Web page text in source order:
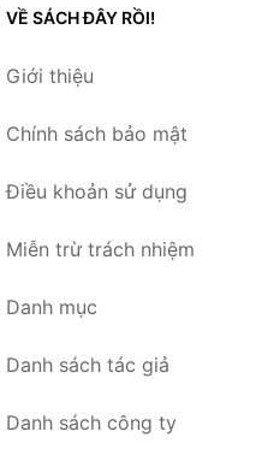
VỀ SÁCH ĐÂY RỒI!
Giới thiệu
Chính sách bảo mật
Điều khoản sử dụng
Miễn trừ trách nhiệm
Danh mục
Danh sách tác giả
Danh sách công ty